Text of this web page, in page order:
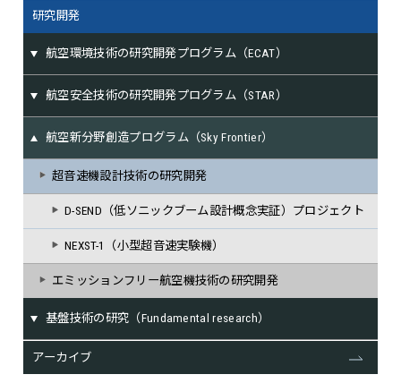
研究開発
航空環境技術の研究開発プログラム（ECAT）
航空安全技術の研究開発プログラム（STAR）
航空新分野創造プログラム（Sky Frontier）
超音速機設計技術の研究開発
D-SEND（低ソニックブーム設計概念実証）プロジェクト
NEXST-1（小型超音速実験機）
エミッションフリー航空機技術の研究開発
基盤技術の研究（Fundamental research）
アーカイブ